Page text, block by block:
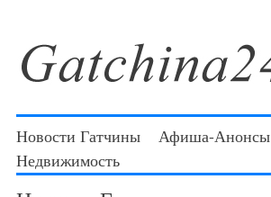
Новости Гатчины Афиша-Анонсы
Недвижимость